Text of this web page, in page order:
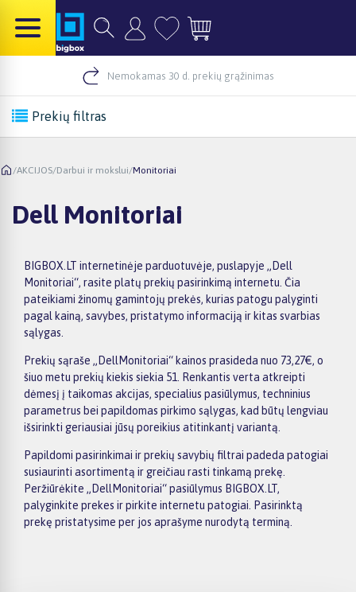
Nemokamas 30 d. prekių grąžinimas
Prekių filtras
/AKCIJOS/Darbui ir mokslui/Monitoriai
Dell Monitoriai
BIGBOX.LT internetinėje parduotuvėje, puslapyje „Dell
Monitoriai“, rasite platų prekių pasirinkimą internetu. Čia
pateikiami žinomų gamintojų prekės, kurias patogu palyginti
pagal kainą, savybes, pristatymo informaciją ir kitas svarbias
sąlygas.
Prekių sąraše „DellMonitoriai“ kainos prasideda nuo 73,27€, o
šiuo metu prekių kiekis siekia 51. Renkantis verta atkreipti
dėmesį į taikomas akcijas, specialius pasiūlymus, techninius
parametrus bei papildomas pirkimo sąlygas, kad būtų lengviau
išsirinkti geriausiai jūsų poreikius atitinkantį variantą.
Papildomi pasirinkimai ir prekių savybių filtrai padeda patogiai
susiaurinti asortimentą ir greičiau rasti tinkamą prekę.
Peržiūrėkite „DellMonitoriai“ pasiūlymus BIGBOX.LT,
palyginkite prekes ir pirkite internetu patogiai. Pasirinktą
prekę pristatysime per jos aprašyme nurodytą terminą.